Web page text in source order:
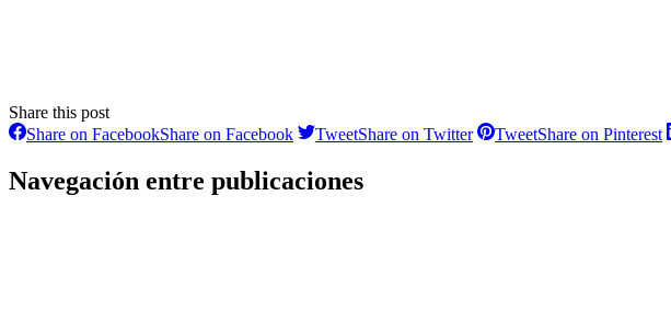
Share this post
Share on FacebookShare on Facebook TweetShare on Twitter TweetShare on Pinterest
Navegación entre publicaciones